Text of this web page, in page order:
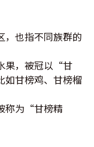
，也指不同族群的
果，被冠以“甘
甘榜鸡、甘榜榴
称为“甘榜精